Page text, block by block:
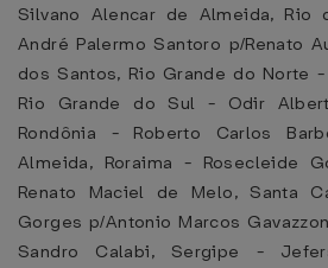
Silvano Alencar de Almeida,
André Palermo Santoro p/Renato
dos Santos, Rio Grande do Norte
Rio Grande do Sul - Odir
Rondônia - Roberto Carlos
Almeida, Roraima - Rosecleide
Renato Maciel de Melo, Santa
Gorges p/Antonio Marcos
Sandro Calabi, Sergipe -